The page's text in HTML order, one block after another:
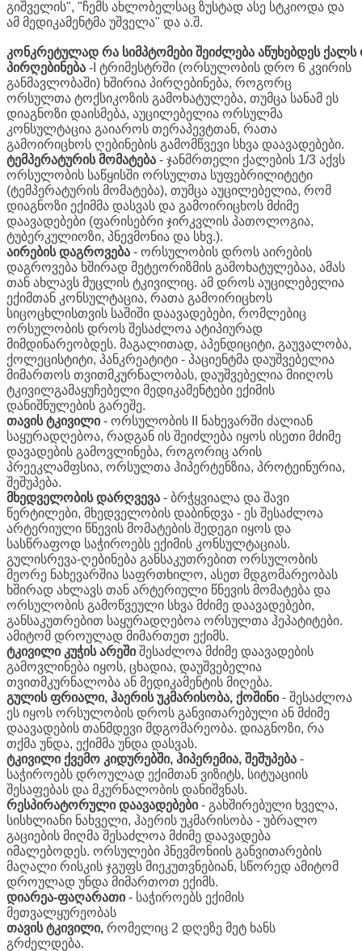
გიშველის", "ჩემს ახლობელსაც ზუსტად ასე სტკიოდა და
ამ მედიკამენტმა უშველა" და ა.შ.
კონკრეტულად რა სიმპტომებიშეიძლება აწუხებდეს ქალს
პირღებინება -I ტრიმესტრში (ორსულობის დრო 6 კვირის
განმავლობაში) ხშირია პირღებინება, როგორც
ორსულთა ტოქსიკოზის გამოხატულება, თუმცა სანამ ეს
დიაგნოზი დაისმება, აუცილებელია ორსულმა
კონსულტაცია გაიაროს თერაპევტთან, რათა
გამოირიცხოს ღებინების გამომწვევი სხვა დაავადებები.
ტემპერატურის მომატება - ჯანმრთელი ქალების 1/3 აქვს
ორსულობის საწყისში ორსულთა სუფებრილიტეტი
(ტემპერატურის მომატება), თუმცა აუცილებელია, რომ
დიაგნოზი ექიმმა დასვას და გამოირიცხოს მძიმე
დაავადებები (ფარისებრი ჯირკვლის პათოლოგია,
ტუბერკულიოზი, პნევმონია და სხვ.).
აირების დაგროვება - ორსულობის დროს აირების
დაგროვება ხშირად მეტეორიზმის გამოხატულებაა, ამას
თან ახლავს მუცლის ტკივილიც. ამ დროს აუცილებელია
ექიმთან კონსულტაცია, რათა გამოირიცხოს
სიცოცხლისთვის საშიში დაავადებები, რომლებიც
ორსულობის დროს შესაძლოა ატიპიურად
მიმდინარეობდეს. მაგალითად, აპენდიციტი, გაუვალობა,
ქოლეცისტიტი, პანკრეატიტი - პაციენტმა დაუშვებელია
მიმართოს თვითმკურნალობას, დაუშვებელია მიიღოს
ტკივილგამაყუჩებელი მედიკამენტები ექიმის
დანიშნულების გარეშე.
თავის ტკივილი- ორსულობის II ნახევარში ძალიან
საყურადღებოა, რადგან ის შეიძლება იყოს ისეთი მძიმე
დავადების გამოვლინება, როგორიც არის
პრეეკლამფსია, ორსულთა ჰიპერტენზია, პროტეინურია,
შეშუპება.
მხედველობის დარღვევა - ბრჭყვიალა და შავი
წერტილები, მხედველობის დაბინდვა - ეს შესაძლოა
არტერიული წნევის მომატების შედეგი იყოს და
სასწრაფოდ საჭიროებს ექიმის კონსულტაციას.
გულისრევა-ღებინება განსაკუთრებით ორსულობის
მეორე ნახევარშია საფრთხილო, ასეთ მდგომარეობას
ხშირად ახლავს თან არტერიული წნევის მომატება და
ორსულობის გამოწვეული სხვა მძიმე დაავადებები,
განსაკუთრებით საყურადღებოა ორსულთა ჰეპატიტები.
ამიტომ დროულად მიმართეთ ექიმს.
ტკივილი კუჭის არეშიშესაძლოა მძიმე დაავადების
გამოვლინება იყოს, ცხადია, დაუშვებელია
თვითმკურნალობა ან მედიკამენტის მიღება.
გულის ფრიალი, ჰაერის უკმარისობა, ქოშინი- შესაძლოა
ეს იყოს ორსულობის დროს განვითარებული ან მძიმე
დაავადების თანმდევი მდგომარეობა. დიაგნოზი, რა
თქმა უნდა, ექიმმა უნდა დასვას.
ტკივილი ქვემო კიდურებში, ჰიპერემია, შეშუპება -
საჭიროებს დროულად ექიმთან ვიზიტს, სიტუაციის
შესაფებას და მკურნალობის დანიშვნას.
რესპირატორული დაავადებები- გახშირებული ხველა,
სისხლიანი ნახველი, ჰაერის უკმარისობა - უბრალო
გაციების მიღმა შესაძლოა მძიმე დაავადება
იმალებოდეს. ორსულები პნევმონიის განვითარების
მაღალი რისკის ჯგუფს მიეკუთვნებიან, სწორედ ამიტომ
დროულად უნდა მიმართოთ ექიმს.
დიარეა-ფაღარათი- საჭიროებს ექიმის
მეთვალყურეობას
თავის ტკივილი, რომელიც 2 დღეზე მეტ ხანს
გრძელდება.